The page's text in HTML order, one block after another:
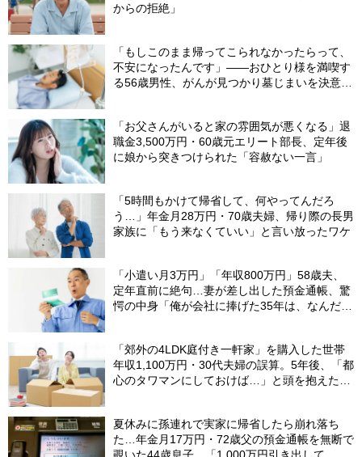
からの拒絶」
「もしこのまま帰ってこられなかったらって、
不安になったんです」――おひとり様を満喫す
る56歳男性、がんが見つかり墓じまいを決意
「お父さんがいると家の雰囲気が悪くなる」退
職金3,500万円・60歳元エリート部長、定年後
に娘から突きつけられた「容赦ない一言」
「5時間もかけて帰省して、何やってんだろ
う…」年金月28万円・70歳夫婦、帰り際の長男
家族に「もう来なくていい」と言い放ったワケ
「小遣い月3万円」「年収800万円」58歳夫、
定年直前に絶句…妻が差し出した預金通帳、驚
愕の中身「俺が会社に捧げた35年は、なんだっ
「郊外の4LDK庭付き一軒家」を購入した世帯
年収1,100万円・30代夫婦の誤算。5年後、「都
心のタワマンにしておけば…」と頭を抱えたワ
夏休みに孫連れで実家に帰省したら崩れ落ち
た…年金月17万円・72歳父の預金通帳を無断で
覗いた44歳息子、「1,000万円引き出して